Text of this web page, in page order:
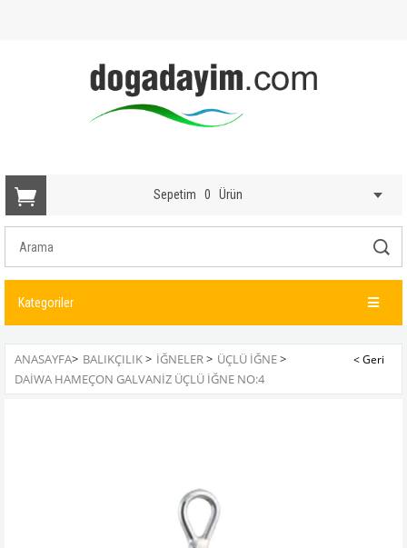
Sepetim 0 Ürün
Kategoriler
ANASAYFA> BALIKÇILIK> İĞNELER> ÜÇLÜ İĞNE>
DAIWA HAMEÇON GALVANIZ ÜÇLÜ İĞNE NO:4